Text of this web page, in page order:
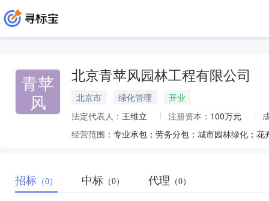
青苹
风
北京青苹风园林工程有限公司
北京市 绿化管理
开业
法定代表人： 王维立 注册资本： 100万元
经营范围：
招标 （0） 中标 （0） 代理 （0）